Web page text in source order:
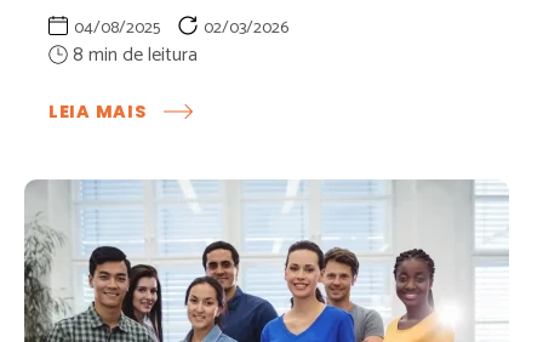
04/08/2025 02/03/2026
LEIA MAIS
TUDO
RECRUTAMENTO
NAS
ROTINAS
DE
RH